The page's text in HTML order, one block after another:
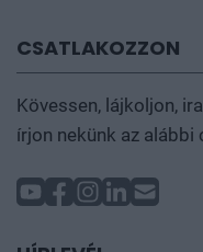
CSATLAKOZZON
Kövessen, lájkoljon,
írjon nekünk az alábbi